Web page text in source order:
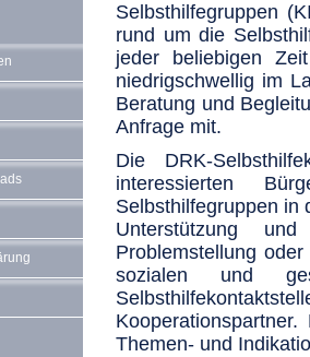
Selbsthilfegruppen
rund um die
jeder beliebigen
niedrigschwellig im
Beratung und
Anfrage mit.
Die DRK-
interessierten
Selbsthilfegruppen in
Unterstützung
Problemstellung
sozialen und
Themen- und